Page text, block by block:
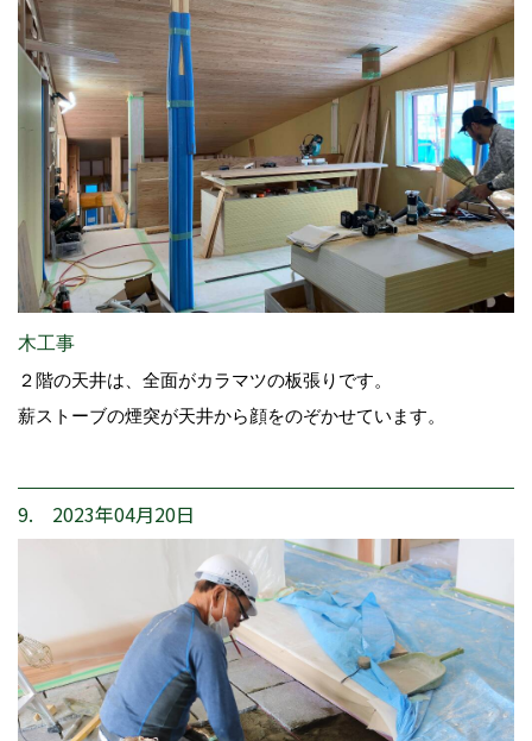
木工事
２階の天井は、全面がカラマツの板張りです。
薪ストーブの煙突が天井から顔をのぞかせています。
9. 2023年04月20日